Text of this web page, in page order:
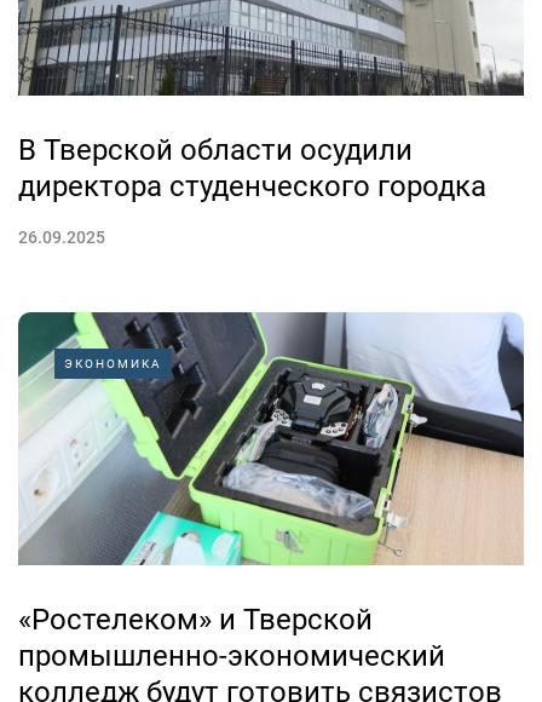
В Тверской области осудили
директора студенческого городка
26.09.2025
ЭКОНОМИКА
«Ростелеком» и Тверской
промышленно-экономический
колледж будут готовить связистов